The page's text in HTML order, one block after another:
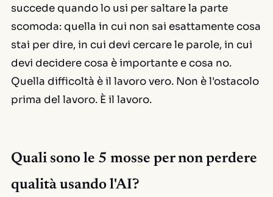
succede quando lo usi per saltare la parte
scomoda: quella in cui non sai esattamente cosa
stai per dire, in cui devi cercare le parole, in cui
devi decidere cosa è importante e cosa no.
Quella difficoltà è il lavoro vero. Non è l'ostacolo
prima del lavoro. È il lavoro.
Quali sono le 5 mosse per non perdere
qualità usando l'AI?